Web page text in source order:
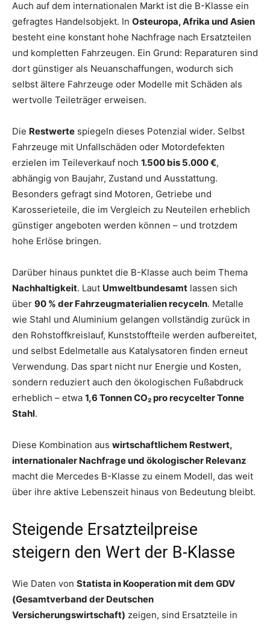
Auch auf dem internationalen Markt ist die B-Klasse ein
gefragtes Handelsobjekt. In Osteuropa, Afrika und Asien
besteht eine konstant hohe Nachfrage nach Ersatzteilen
und kompletten Fahrzeugen. Ein Grund: Reparaturen sind
dort günstiger als Neuanschaffungen, wodurch sich
selbst ältere Fahrzeuge oder Modelle mit Schäden als
wertvolle Teileträger erweisen.
Die Restwerte spiegeln dieses Potenzial wider. Selbst
Fahrzeuge mit Unfallschäden oder Motordefekten
erzielen im Teileverkauf noch 1.500 bis 5.000 €,
abhängig von Baujahr, Zustand und Ausstattung.
Besonders gefragt sind Motoren, Getriebe und
Karosserieteile, die im Vergleich zu Neuteilen erheblich
günstiger angeboten werden können – und trotzdem
hohe Erlöse bringen.
Darüber hinaus punktet die B-Klasse auch beim Thema
Nachhaltigkeit. Laut Umweltbundesamt lassen sich
über 90 % der Fahrzeugmaterialien recyceln. Metalle
wie Stahl und Aluminium gelangen vollständig zurück in
den Rohstoffkreislauf, Kunststoffteile werden aufbereitet,
und selbst Edelmetalle aus Katalysatoren finden erneut
Verwendung. Das spart nicht nur Energie und Kosten,
sondern reduziert auch den ökologischen Fußabdruck
erheblich – etwa 1,6 Tonnen CO₂ pro recycelter Tonne
Stahl.
Diese Kombination aus wirtschaftlichem Restwert,
internationaler Nachfrage und ökologischer Relevanz
macht die Mercedes B-Klasse zu einem Modell, das weit
über ihre aktive Lebenszeit hinaus von Bedeutung bleibt.
Steigende Ersatzteilpreise
steigern den Wert der B-Klasse
Wie Daten von Statista in Kooperation mit dem GDV
(Gesamtverband der Deutschen
Versicherungswirtschaft) zeigen, sind Ersatzteile in